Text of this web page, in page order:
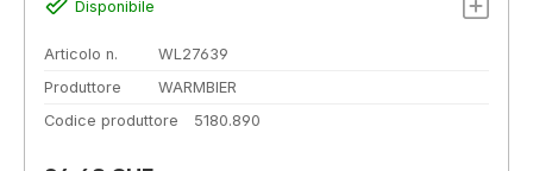
Disponibile
Articolo n.
WL27639
Produttore
WARMBIER
Codice produttore
5180.890